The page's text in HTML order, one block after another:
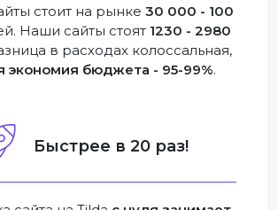
стоит на рынке 30 000 - 100
Наши сайты стоят 1230 - 2980
в расходах колоссальная,
экономия бюджета - 95-99%.
Быстрее в 20 раз!